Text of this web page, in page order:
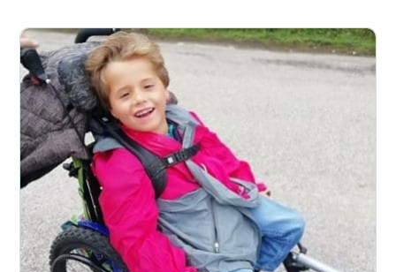
Merci pour votre contribution !
Activer le Mode Eco